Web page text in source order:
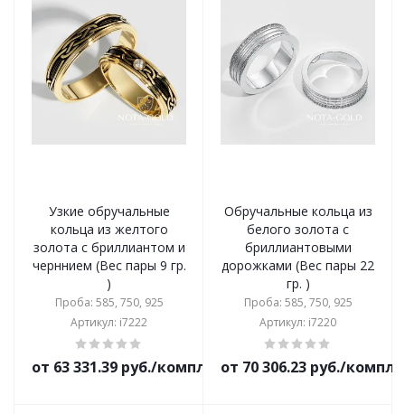
Узкие обручальные
кольца из желтого
золота с бриллиантом и
черннием (Вес пары 9 гр.
)
Проба: 585, 750, 925
Артикул: i7222
от 63 331.39 руб./комплект
Обручальные кольца из
белого золота с
бриллиантовыми
дорожками (Вес пары 22
гр. )
Проба: 585, 750, 925
Артикул: i7220
от 70 306.23 руб./